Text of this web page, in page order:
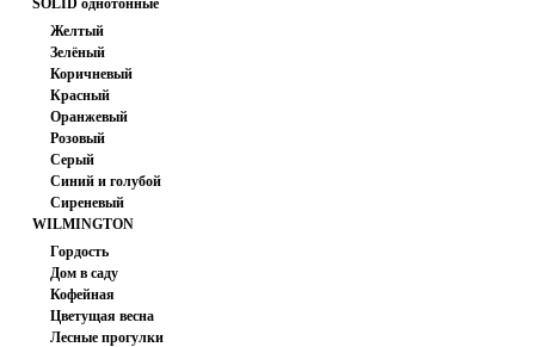
SOLID однотонные
ткани
Желтый
Зелёный
Коричневый
Красный
Оранжевый
Розовый
Серый
Синий и голубой
Сиреневый
WILMINGTON
PRINTS
Гордость
Дом в саду
Кофейная
Цветущая весна
Лесные прогулки